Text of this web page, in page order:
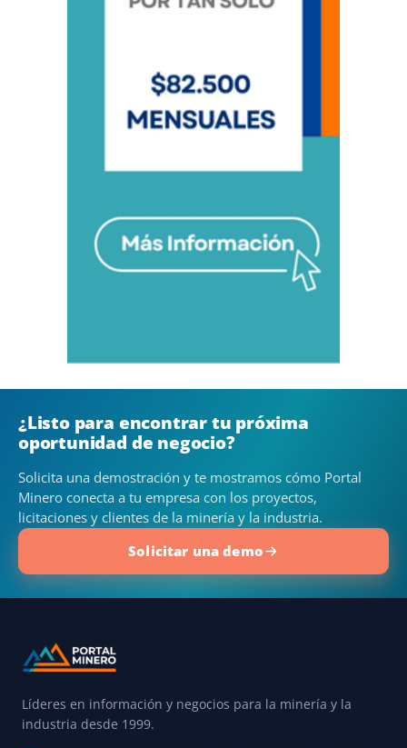
¿Listo para encontrar tu próxima
oportunidad de negocio?
Solicita una demostración y te mostramos cómo Portal
Minero conecta a tu empresa con los proyectos,
licitaciones y clientes de la minería y la industria.
Solicitar una demo
Líderes en información y negocios para la minería y la
industria desde 1999.